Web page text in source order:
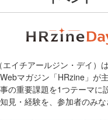
エイチアールジン・デイ）
マガジン「HRzine」が
の重要課題を1つテーマに
見・経験を、参加者のみ